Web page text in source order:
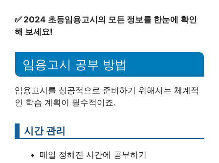
✅ 2024 초등임용고시의 모든 정보를 한눈에 확인
해 보세요!
임용고시 공부 방법
임용고시를 성공적으로 준비하기 위해서는 체계적
인 학습 계획이 필수적이죠.
시간 관리
매일 정해진 시간에 공부하기